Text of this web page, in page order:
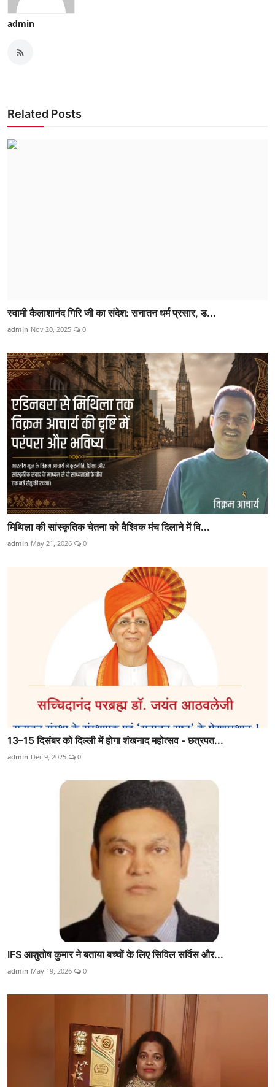
admin
Related Posts
स्वामी कैलाशानंद गिरि जी का संदेश: सनातन धर्म प्रसार, ड...
admin Nov 20, 2025 0
मिथिला की सांस्कृतिक चेतना को वैश्विक मंच दिलाने में वि...
admin May 21, 2026 0
13–15 दिसंबर को दिल्ली में होगा शंखनाद महोत्सव - छत्रपत...
admin Dec 9, 2025 0
IFS आशुतोष कुमार ने बताया बच्चों के लिए सिविल सर्विस और...
admin May 19, 2026 0